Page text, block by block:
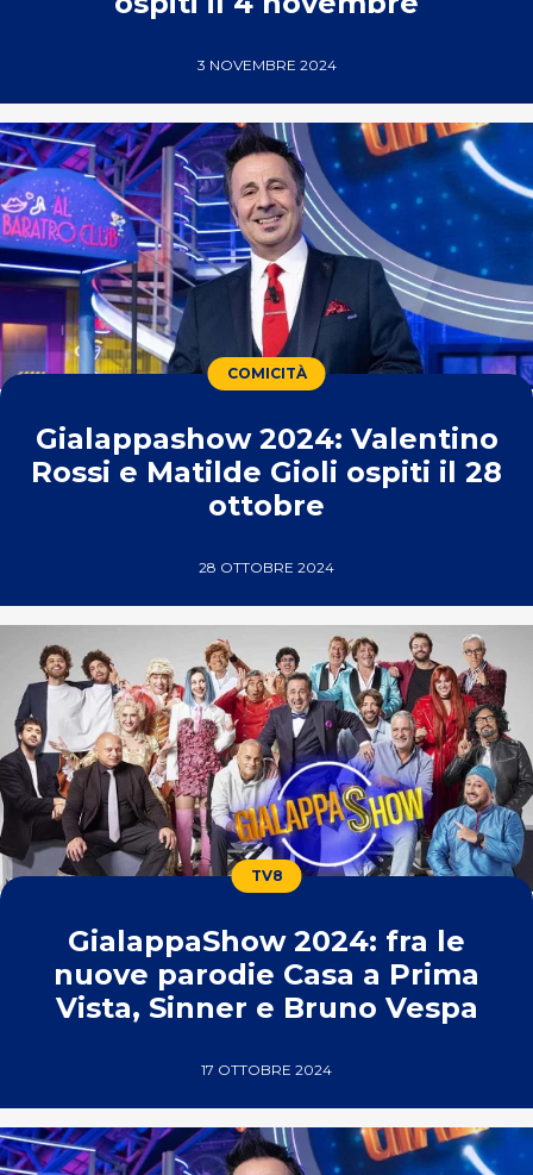
3 NOVEMBRE 2024
COMICITÀ
Gialappashow 2024: Valentino
Rossi e Matilde Gioli ospiti il 28
ottobre
28 OTTOBRE 2024
TV8
GialappaShow 2024: fra le
nuove parodie Casa a Prima
Vista, Sinner e Bruno Vespa
17 OTTOBRE 2024